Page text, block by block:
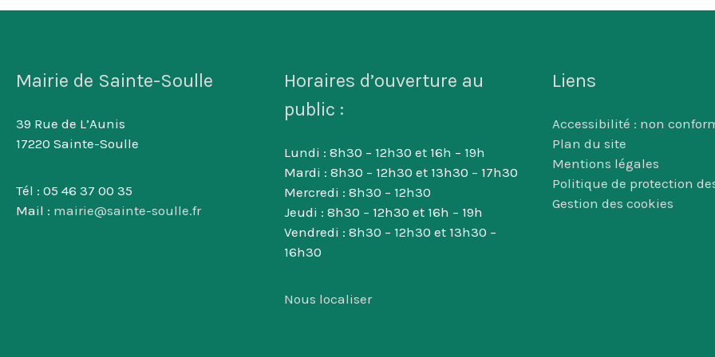
Mairie de Sainte-Soulle
39 Rue de L’Aunis
17220 Sainte-Soulle
Tél : 05 46 37 00 35
Mail : mairie@sainte-soulle.fr
Horaires d’ouverture au
public :
Lundi : 8h30 – 12h30 et 16h – 19h
Mardi : 8h30 – 12h30 et 13h30 – 17h30
Mercredi : 8h30 – 12h30
Jeudi : 8h30 – 12h30 et 16h – 19h
Vendredi : 8h30 – 12h30 et 13h30 –
16h30
Nous localiser
Liens
Accessibilité : non
Plan du site
Mentions légales
Politique de protection
Gestion des cookies